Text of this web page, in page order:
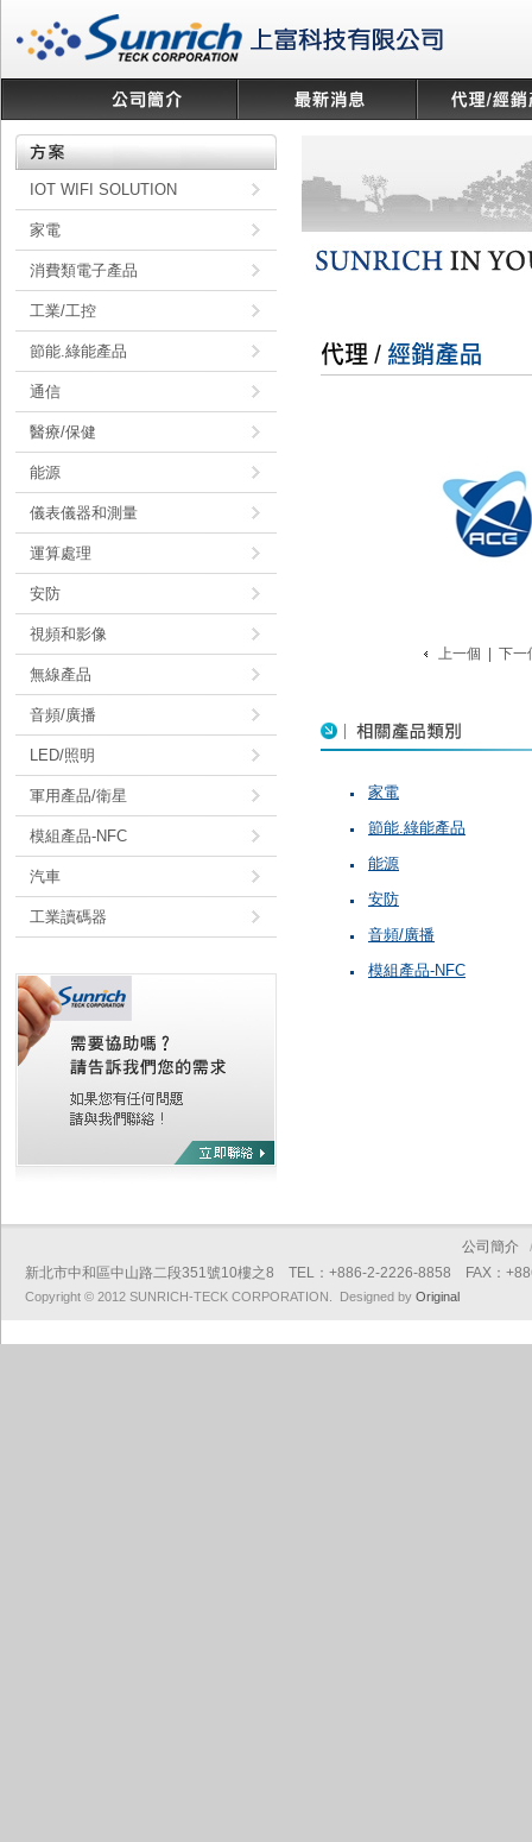
IOT WIFI SOLUTION
家電
消費類電子產品
工業/工控
節能.綠能產品
通信
醫療/保健
能源
儀表儀器和測量
運算處理
安防
視頻和影像
無線產品
音頻/廣播
LED/照明
軍用產品/衛星
模組產品-NFC
汽車
工業讀碼器
上一個 下一
家電
節能.綠能產品
能源
安防
音頻/廣播
模組產品-NFC
公司簡介 /
新北市中和區中山路二段351號10樓之8 TEL：+886-2-2226-8858 FAX：
Copyright © 2012 SUNRICH-TECK CORPORATION. Designed by Original